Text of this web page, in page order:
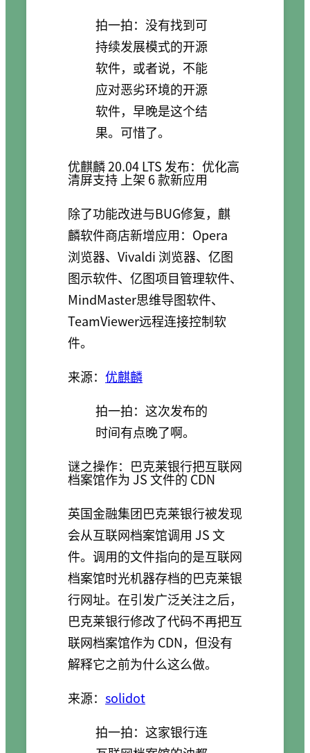
拍一拍：没有找到可
持续发展模式的开源
软件，或者说，不能
应对恶劣环境的开源
软件，早晚是这个结
果。可惜了。
优麒麟 20.04 LTS 发布：优化高
清屏支持 上架 6 款新应用
除了功能改进与BUG修复，麒
麟软件商店新增应用：Opera
浏览器、Vivaldi 浏览器、亿图
图示软件、亿图项目管理软件、
MindMaster思维导图软件、
TeamViewer远程连接控制软
件。
来源： 优麒麟
拍一拍：这次发布的
时间有点晚了啊。
谜之操作：巴克莱银行把互联网
档案馆作为 JS 文件的 CDN
英国金融集团巴克莱银行被发现
会从互联网档案馆调用 JS 文
件。调用的文件指向的是互联网
档案馆时光机器存档的巴克莱银
行网址。在引发广泛关注之后，
巴克莱银行修改了代码不再把互
联网档案馆作为 CDN，但没有
解释它之前为什么这么做。
来源： solidot
拍一拍：这家银行连